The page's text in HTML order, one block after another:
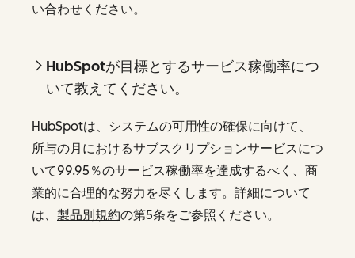
い合わせください。
HubSpotが目標とするサービス稼働率につ
いて教えてください。
HubSpotは、システムの可用性の確保に向けて、
所与の月におけるサブスクリプションサービスにつ
いて99.95％のサービス稼働率を達成するべく、商
業的に合理的な努力を尽くします。詳細について
は、 製品別規約の第5条をご参照ください。